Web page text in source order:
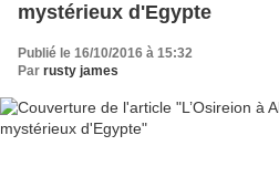
mystérieux d'Egypte
Publié le 16/10/2016 à 15:32
Par rusty james